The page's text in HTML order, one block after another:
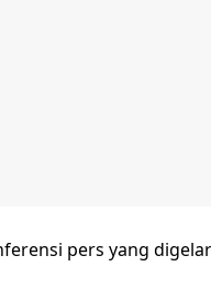
pers yang